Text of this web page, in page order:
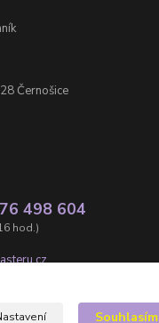
Černošice
498 604
hod.)
Souhlasím